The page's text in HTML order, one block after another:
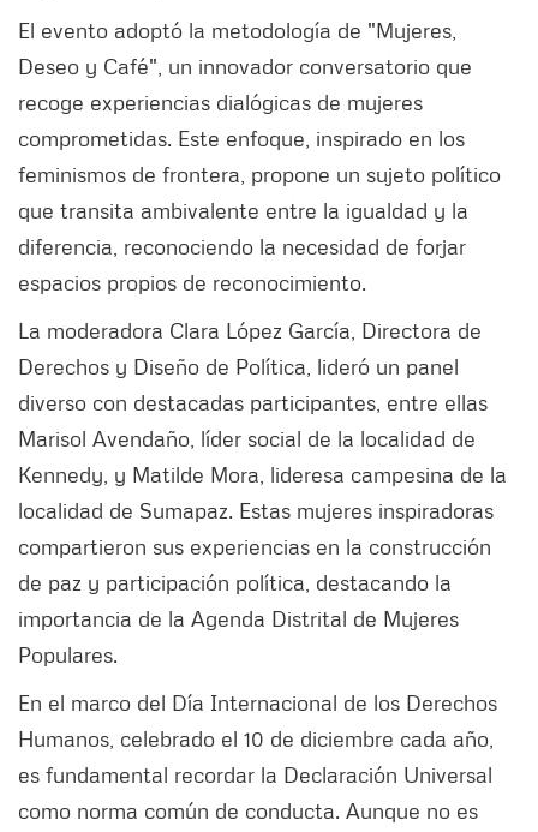
El evento adoptó la metodología de "Mujeres,
Deseo y Café", un innovador conversatorio que
recoge experiencias dialógicas de mujeres
comprometidas. Este enfoque, inspirado en los
feminismos de frontera, propone un sujeto político
que transita ambivalente entre la igualdad y la
diferencia, reconociendo la necesidad de forjar
espacios propios de reconocimiento.
La moderadora Clara López García, Directora de
Derechos y Diseño de Política, lideró un panel
diverso con destacadas participantes, entre ellas
Marisol Avendaño, líder social de la localidad de
Kennedy, y Matilde Mora, lideresa campesina de la
localidad de Sumapaz. Estas mujeres inspiradoras
compartieron sus experiencias en la construcción
de paz y participación política, destacando la
importancia de la Agenda Distrital de Mujeres
Populares.
En el marco del Día Internacional de los Derechos
Humanos, celebrado el 10 de diciembre cada año,
es fundamental recordar la Declaración Universal
como norma común de conducta. Aunque no es